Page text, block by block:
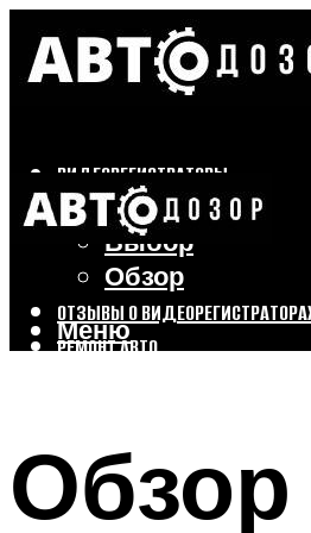
ВИДЕОРЕГИСТРАТОРЫ
Бренды
Выбор
Обзор
ОТЗЫВЫ О
РЕМОНТ АВТО
Меню
Меню